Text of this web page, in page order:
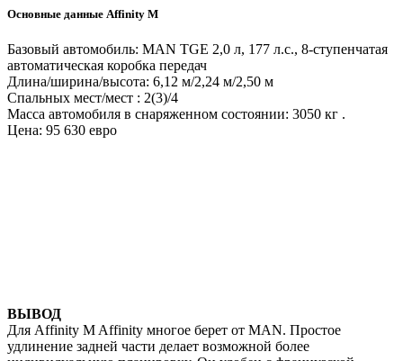
Основные данные Affinity M
Базовый автомобиль: MAN TGE 2,0 л, 177 л.с., 8-ступенчатая
автоматическая коробка передач
Длина/ширина/высота: 6,12 м/2,24 м/2,50 м
Спальных мест/мест : 2(3)/4
Масса автомобиля в снаряженном состоянии: 3050 кг .
Цена: 95 630 евро
ВЫВОД
Для Affinity M Affinity многое берет от MAN. Простое
удлинение задней части делает возможной более